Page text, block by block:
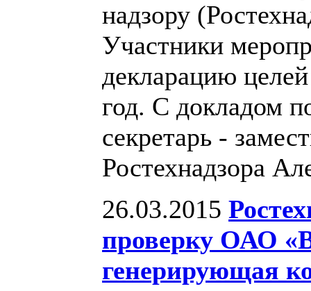
надзору
Участники
декларацию
год. С докладом
секретарь -
Ростехнадзора
26.03.2015
проверку ОАО
генерирующая